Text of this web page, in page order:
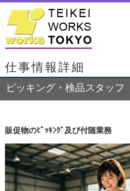
仕事情報詳細
ピッキング・検品スタッフ
販促物のﾋﾟｯｷﾝｸﾞ及び付随業務